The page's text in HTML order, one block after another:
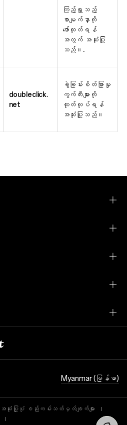
ကြည့်ရှုသည့်
စာမျက်နှာကို
ဖော်ထုတ်ရန်
အတွက် အသုံးပြု
သည်။.
doubleclick.
net
ခွဲခြမ်းစိတ်ဖြာမှု
ကွက်ကီးများကို
ထုတ်လုပ်ရန်
အသုံးပြုသည်။
Myanmar (မြန်မာ)
အသုံးပြုပုံ စည်းကမ်းသတ်မှတ်ချက်များ